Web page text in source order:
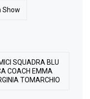
Show
SQUADRA BLU
COACH EMMA
TOMARCHIO